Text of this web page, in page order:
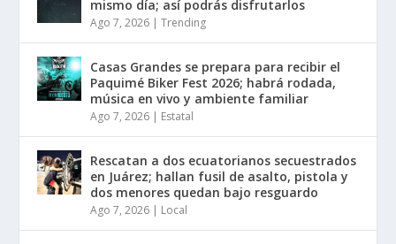
mismo día; así podrás disfrutarlos
Ago 7, 2026 |Trending
Casas Grandes se prepara para recibir el
Paquimé Biker Fest 2026; habrá rodada,
música en vivo y ambiente familiar
Ago 7, 2026 | Estatal
Rescatan a dos ecuatorianos secuestrados
en Juárez; hallan fusil de asalto, pistola y
dos menores quedan bajo resguardo
Ago 7, 2026 | Local